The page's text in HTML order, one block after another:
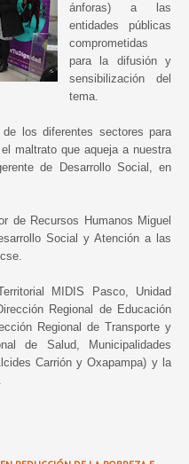
ánforas) a las
entidades públicas
comprometidas
para la difusión y
sensibilización del
tema.
los diferentes sectores para
maltrato que aqueja a nuestra
de Desarrollo Social, en
de Recursos Humanos Miguel
Social y Atención a las
MIDIS Pasco, Unidad
Regional de Educación
Regional de Transporte y
de Salud, Municipalidades
Carrión y Oxapampa) y la